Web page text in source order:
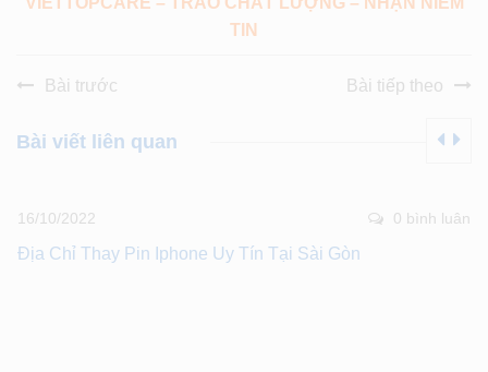
TIN
Bài trước Bài tiếp theo
Bài viết liên quan
16/10/2022 0 bình luân
Địa Chỉ Thay Pin Iphone Uy Tín Tại Sài Gòn